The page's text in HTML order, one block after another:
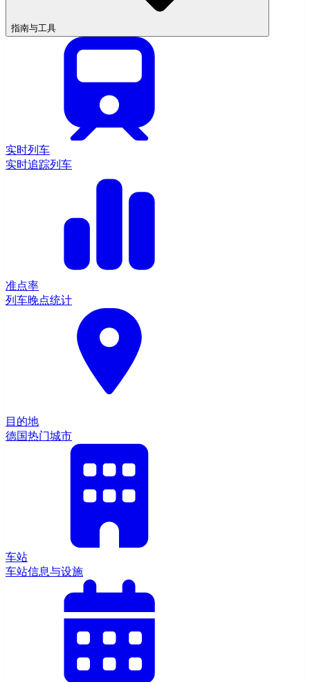
指南与工具
实时列车
实时追踪列车
准点率
列车晚点统计
目的地
德国热门城市
车站
车站信息与设施